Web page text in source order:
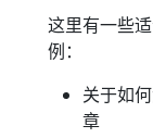
这里有一些
例：
关于如
章